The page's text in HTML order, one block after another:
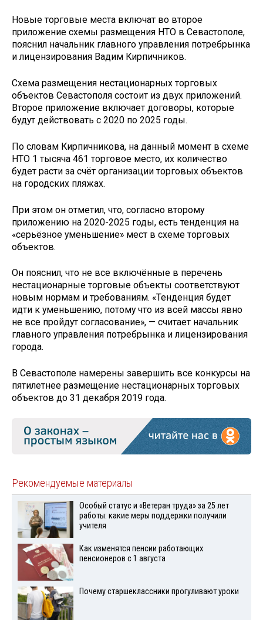
Новые торговые места включат во второе
приложение схемы размещения НТО в Севастополе,
пояснил начальник главного управления потребрынка
и лицензирования Вадим Кирпичников.
Схема размещения нестационарных торговых
объектов Севастополя состоит из двух приложений.
Второе приложение включает договоры, которые
будут действовать с 2020 по 2025 годы.
По словам Кирпичникова, на данный момент в схеме
НТО 1 тысяча 461 торговое место, их количество
будет расти за счёт организации торговых объектов
на городских пляжах.
При этом он отметил, что, согласно второму
приложению на 2020-2025 годы, есть тенденция на
«серьёзное уменьшение» мест в схеме торговых
объектов.
Он пояснил, что не все включённые в перечень
нестационарные торговые объекты соответствуют
новым нормам и требованиям. «Тенденция будет
идти к уменьшению, потому что из всей массы явно
не все пройдут согласование», — считает начальник
главного управления потребрынка и лицензирования
города.
В Севастополе намерены завершить все конкурсы на
пятилетнее размещение нестационарных торговых
объектов до 31 декабря 2019 года.
Рекомендуемые материалы
Особый статус и «Ветеран труда» за 25 лет
работы: какие меры поддержки получили
учителя
Как изменятся пенсии работающих
пенсионеров с 1 августа
Почему старшеклассники прогуливают уроки